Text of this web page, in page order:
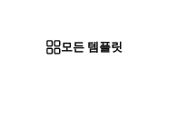
모든 템플릿